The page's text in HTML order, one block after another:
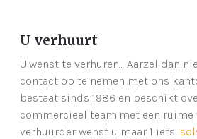
U verhuurt
U wenst te verhuren… Aarzel dan
contact op te nemen met ons
bestaat sinds 1986 en beschikt
commercieel team met een ruime
verhuurder wenst u maar 1 iets: